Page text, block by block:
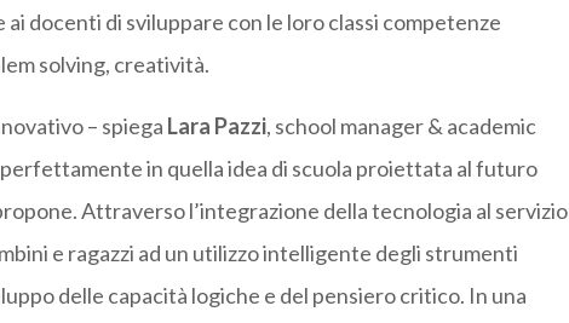
docenti di sviluppare con le loro classi competenze
solving, creatività.
– spiega Lara Pazzi, school manager & academic
in quella idea di scuola proiettata al futuro
Attraverso l’integrazione della tecnologia al servizio
e ragazzi ad un utilizzo intelligente degli strumenti
delle capacità logiche e del pensiero critico. In una